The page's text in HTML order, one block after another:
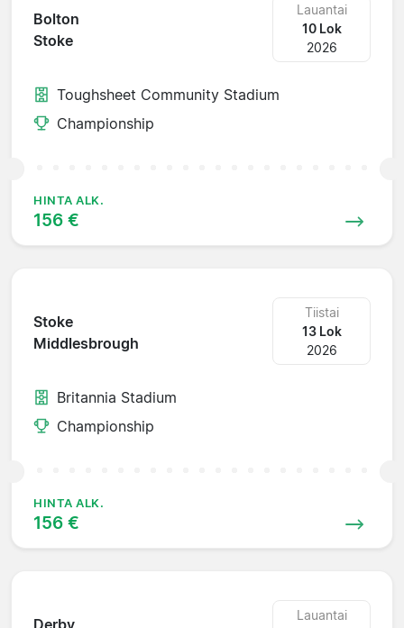
Bolton
Stoke
Lauantai
10 Lok
2026
Toughsheet Community Stadium
Championship
HINTA ALK.
156 €
Stoke
Middlesbrough
Tiistai
13 Lok
2026
Britannia Stadium
Championship
HINTA ALK.
156 €
Lauantai